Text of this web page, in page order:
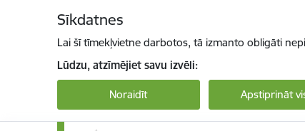
Sīkdatnes
Lai šī tīmekļvietne darbotos, tā izmanto obligāti
Lūdzu, atzīmējiet savu izvēli:
Noraidīt Apstiprināt